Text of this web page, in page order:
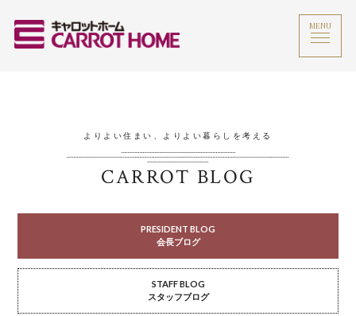
MENU
よりよい住まい、よりよい暮らしを考える
CARROT BLOG
PRESIDENT BLOG
会長ブログ
STAFF BLOG
スタッフブログ